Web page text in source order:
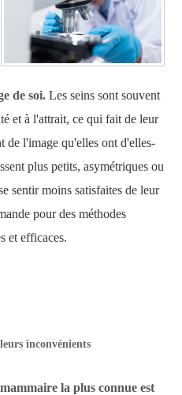
de soi. Les seins sont souvent
et à l'attrait, ce qui fait de leur
de l'image qu'elles ont d'elles-
plus petits, asymétriques ou
sentir moins satisfaites de leur
pour des méthodes
et efficaces.
inconvénients
la plus connue est